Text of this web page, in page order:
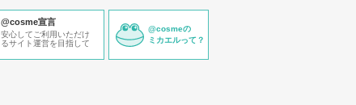
@cosme宣言
安心してご利用いただけ
るサイト運営を目指して
@cosmeの
ミカエルって？